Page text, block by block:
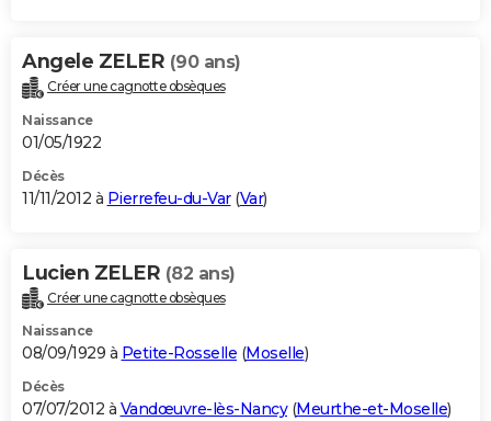
Angele ZELER (90 ans)
Créer une cagnotte obsèques
Naissance
01/05/1922
Décès
11/11/2012 à Pierrefeu-du-Var(Var)
Lucien ZELER (82 ans)
Créer une cagnotte obsèques
Naissance
08/09/1929 à Petite-Rosselle (Moselle)
Décès
07/07/2012 à Vandœuvre-lès-Nancy(Meurthe-et-Moselle)